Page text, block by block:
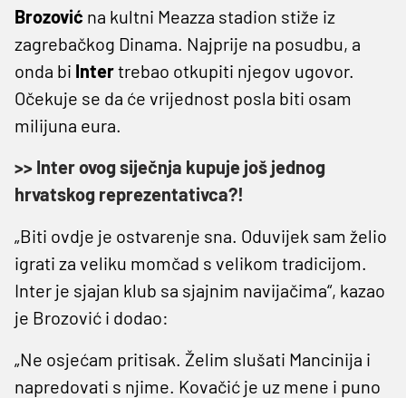
Brozović na kultni Meazza stadion stiže iz
zagrebačkog Dinama. Najprije na posudbu, a
onda bi Intertrebao otkupiti njegov ugovor.
Očekuje se da će vrijednost posla biti osam
milijuna eura.
>> Inter ovog siječnja kupuje još jednog
hrvatskog reprezentativca?!
„Biti ovdje je ostvarenje sna. Oduvijek sam želio
igrati za veliku momčad s velikom tradicijom.
Inter je sjajan klub sa sjajnim navijačima“, kazao
je Brozović i dodao:
„Ne osjećam pritisak. Želim slušati Mancinija i
napredovati s njime. Kovačić je uz mene i puno